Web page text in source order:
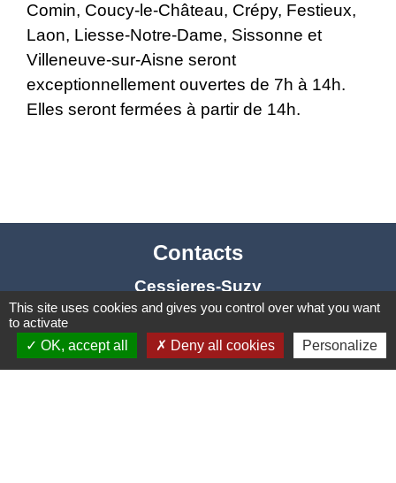
Comin, Coucy-le-Château, Crépy, Festieux,
Laon, Liesse-Notre-Dame, Sissonne et
Villeneuve-sur-Aisne seront
exceptionnellement ouvertes de 7h à 14h.
Elles seront fermées à partir de 14h.
Contacts
Cessieres-Suzy
02320 Cessières-Suzy - FRANCE
+33 3 23 24 14 49
This site uses cookies and gives you control over what you want
to activate
OK, accept all
Deny all cookies Personalize